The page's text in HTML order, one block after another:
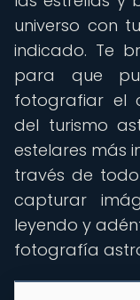
universo con
indicado. Te
para que
fotografiar el
del turismo
estelares más
través de
capturar
leyendo y
fotografía